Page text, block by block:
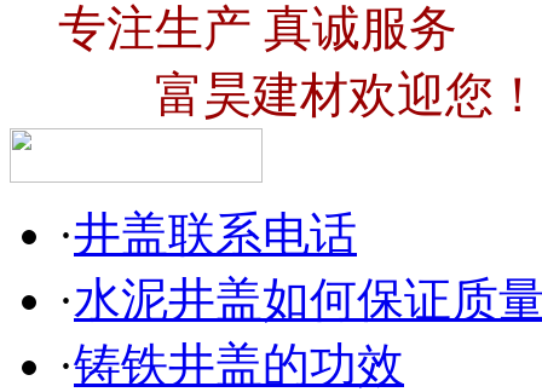
专注生产 真诚服务
富昊建材欢迎您！
·井盖联系电话
·水泥井盖如何保证质
·铸铁井盖的功效